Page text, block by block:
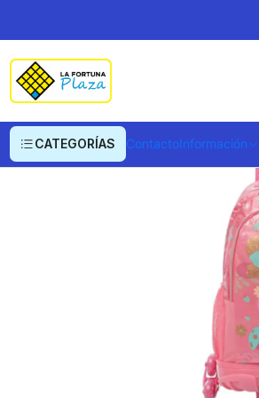
CATEGORÍAS ContactoInformación